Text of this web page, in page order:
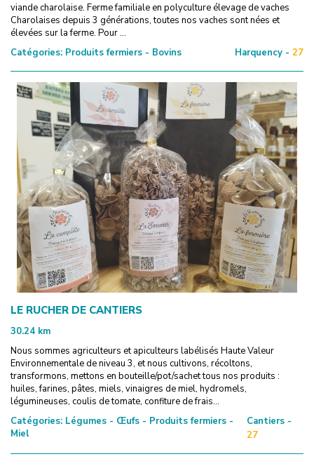
viande charolaise. Ferme familiale en polyculture élevage de vaches
Charolaises depuis 3 générations, toutes nos vaches sont nées et
élevées sur la ferme. Pour ...
Catégories: Produits fermiers - Bovins Harquency - 27
LE RUCHER DE CANTIERS
30.24 km
Nous sommes agriculteurs et apiculteurs labélisés Haute Valeur
Environnementale de niveau 3, et nous cultivons, récoltons,
transformons, mettons en bouteille/pot/sachet tous nos produits :
huiles, farines, pâtes, miels, vinaigres de miel, hydromels,
légumineuses, coulis de tomate, confiture de frais...
Catégories: Légumes - Œufs - Produits fermiers -
Miel
Cantiers -
27